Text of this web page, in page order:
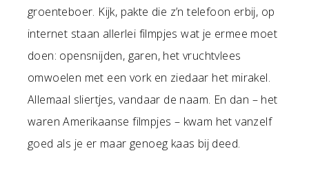
groenteboer. Kijk, pakte die z’n telefoon erbij, op
internet staan allerlei filmpjes wat je ermee moet
doen: opensnijden, garen, het vruchtvlees
omwoelen met een vork en ziedaar het mirakel.
Allemaal sliertjes, vandaar de naam. En dan – het
waren Amerikaanse filmpjes – kwam het vanzelf
goed als je er maar genoeg kaas bij deed.